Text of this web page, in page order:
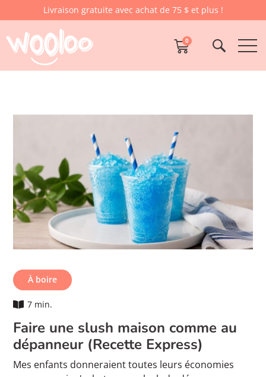
Livraison gratuite avec achat de 75 $ et plus !
0
À boire
7 min.
Faire une slush maison comme au
dépanneur (Recette Express)
Mes enfants donneraient toutes leurs économies